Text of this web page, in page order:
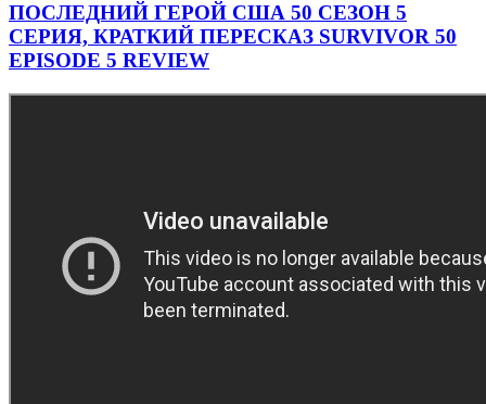
ПОСЛЕДНИЙ ГЕРОЙ США 50 СЕЗОН 5
СЕРИЯ, КРАТКИЙ ПЕРЕСКАЗ SURVIVOR 50
EPISODE 5 REVIEW